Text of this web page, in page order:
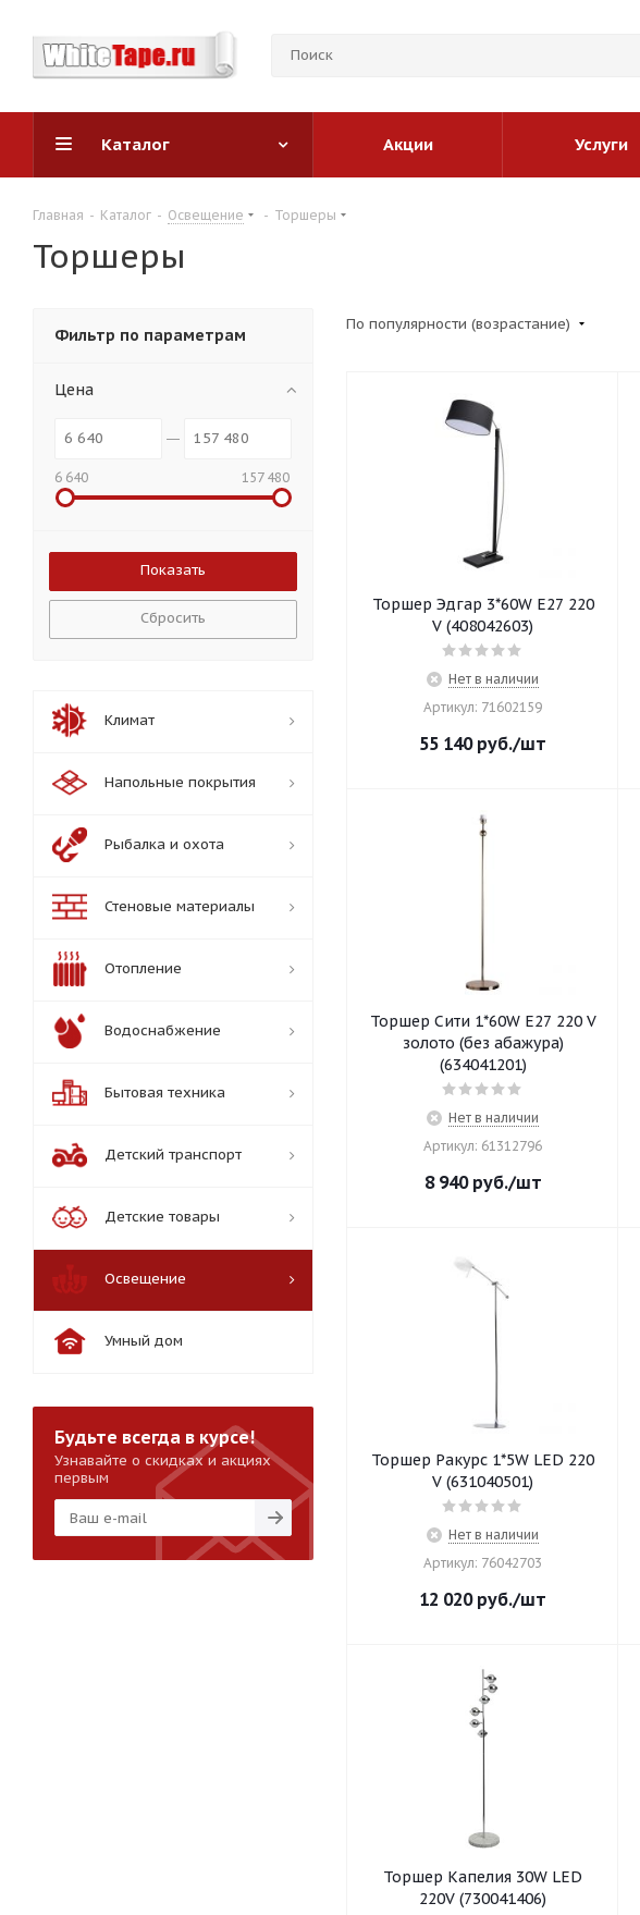
Каталог Акции Услуги
Главная - Каталог - Освещение - Торшеры
Торшеры
По популярности (возрастание)
Торшер Эдгар 3*60W E27 220
V (408042603)
Нет в наличии
Артикул: 71602159
55 140руб./шт
Торшер Сити 1*60W E27 220 V
золото (без абажура)
(634041201)
Нет в наличии
Артикул: 61312796
8 940руб./шт
Торшер Ракурс 1*5W LED 220
V (631040501)
Нет в наличии
Артикул: 76042703
12 020руб./шт
Торшер Капелия 30W LED
220V (730041406)
Фильтр по параметрам
Цена
6 640 157 480
Сбросить
Климат
Напольные покрытия
Рыбалка и охота
Стеновые материалы
Отопление
Водоснабжение
Бытовая техника
Детский транспорт
Детские товары
Освещение
Умный дом
Будьте всегда в курсе!
Узнавайте о скидках и акциях
первым